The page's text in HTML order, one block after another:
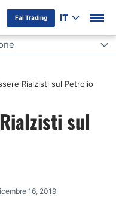
Fai Trading IT
Rialzisti sul Petrolio
sul
16, 2019